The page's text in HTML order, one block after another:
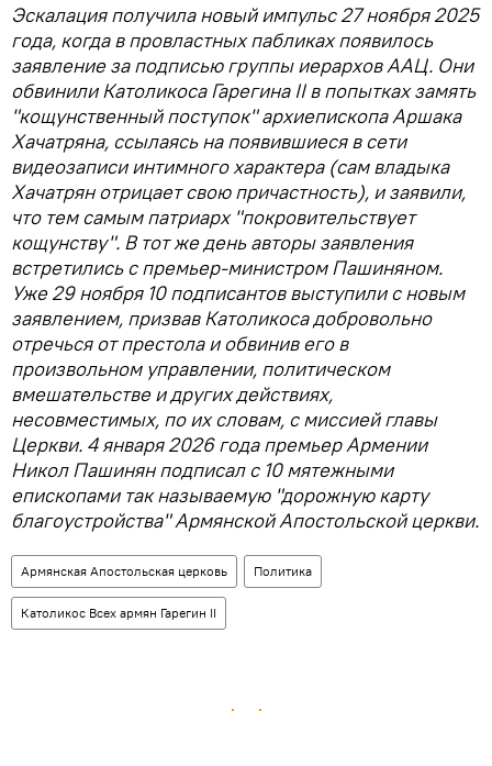
Эскалация получила новый импульс 27 ноября 2025
года, когда в провластных пабликах появилось
заявление за подписью группы иерархов ААЦ. Они
обвинили Католикоса Гарегина II в попытках замять
"кощунственный поступок" архиепископа Аршака
Хачатряна, ссылаясь на появившиеся в сети
видеозаписи интимного характера (сам владыка
Хачатрян отрицает свою причастность), и заявили,
что тем самым патриарх "покровительствует
кощунству". В тот же день авторы заявления
встретились с премьер-министром Пашиняном.
Уже 29 ноября 10 подписантов выступили с новым
заявлением, призвав Католикоса добровольно
отречься от престола и обвинив его в
произвольном управлении, политическом
вмешательстве и других действиях,
несовместимых, по их словам, с миссией главы
Церкви. 4 января 2026 года премьер Армении
Никол Пашинян подписал с 10 мятежными
епископами так называемую "дорожную карту
благоустройства" Армянской Апостольской церкви.
Армянская Апостольская церковь Политика
Католикос Всех армян Гарегин II